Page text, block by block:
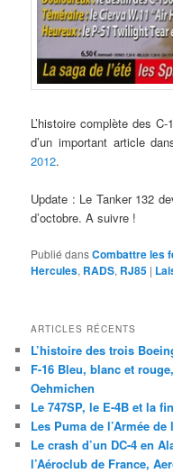
L’histoire complète des
d’un important article
2012.
Update : Le Tanker 132
d’octobre. A suivre !
Publié dansCombattre les
Hercules, RADS, RJ85 |
ARTICLES RÉCENTS
L’histoire des trois
F-16 Bleu, blanc et
Oehmichen
Le 747SP, le E-4B et la
Les Puma de l’Armée de
Le crash d’un DC-4 en
l’Aéroclub de France,